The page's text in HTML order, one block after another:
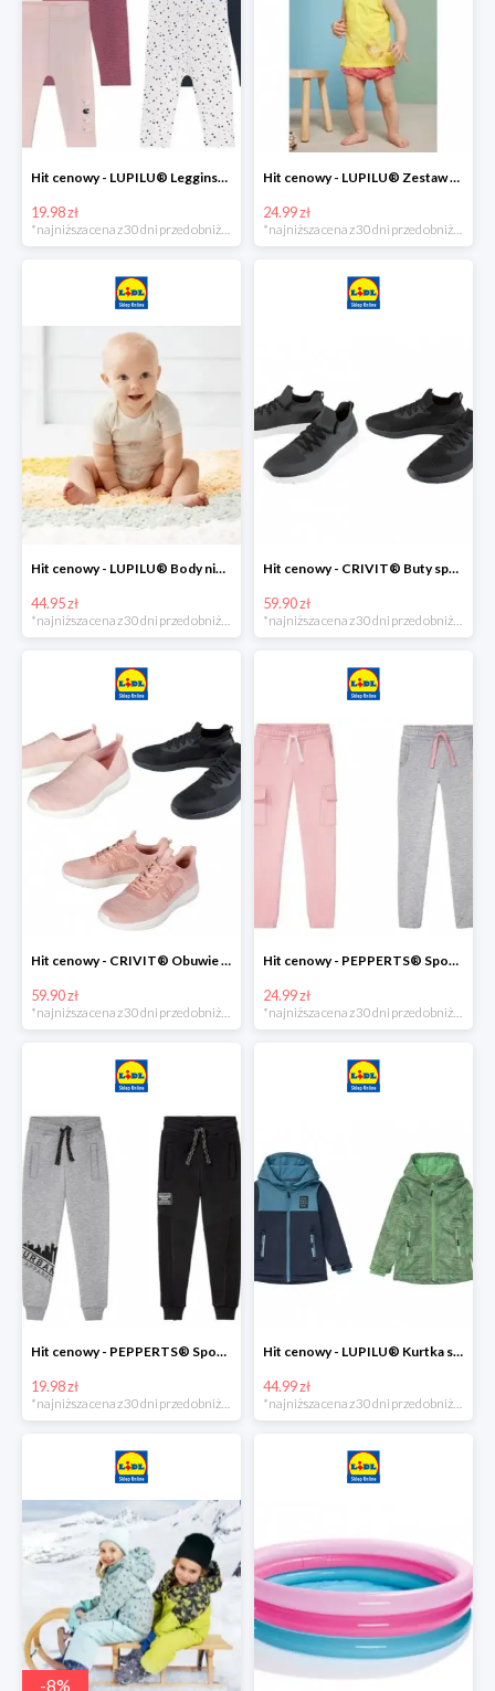
Hit cenowy - LUPILU® Legginsy niemowlęce z biobawełną, 2 pary
19.98 zł
Hit cenowy - LUPILU® Zestaw dziecięcy z biobawełny (body + koszulka + spodenki), 1 komplet
24.99 zł
Hit cenowy - LUPILU® Body niemowlęce z biobawełny, z krótkim rękawem, 5 sztuk
44.95 zł
*najniższa cena z 30 dni przed obniżką
Hit cenowy - CRIVIT® Buty sportowe chłopięce WellWalk, 1 para
59.90 zł
*najniższa cena z 30 dni przed obniżką
Hit cenowy - CRIVIT® Obuwie dziewczęce sportowe i na co dzień, 1 para
59.90 zł
Hit cenowy - PEPPERTS® Spodnie dresowe dziewczęce, 1 para
24.99 zł
Hit cenowy - PEPPERTS® Spodnie dresowe chłopięce, 1 para
19.98 zł
Hit cenowy - LUPILU® Kurtka softshell chłopięca, 1 sztuka
44.99 zł
-8%